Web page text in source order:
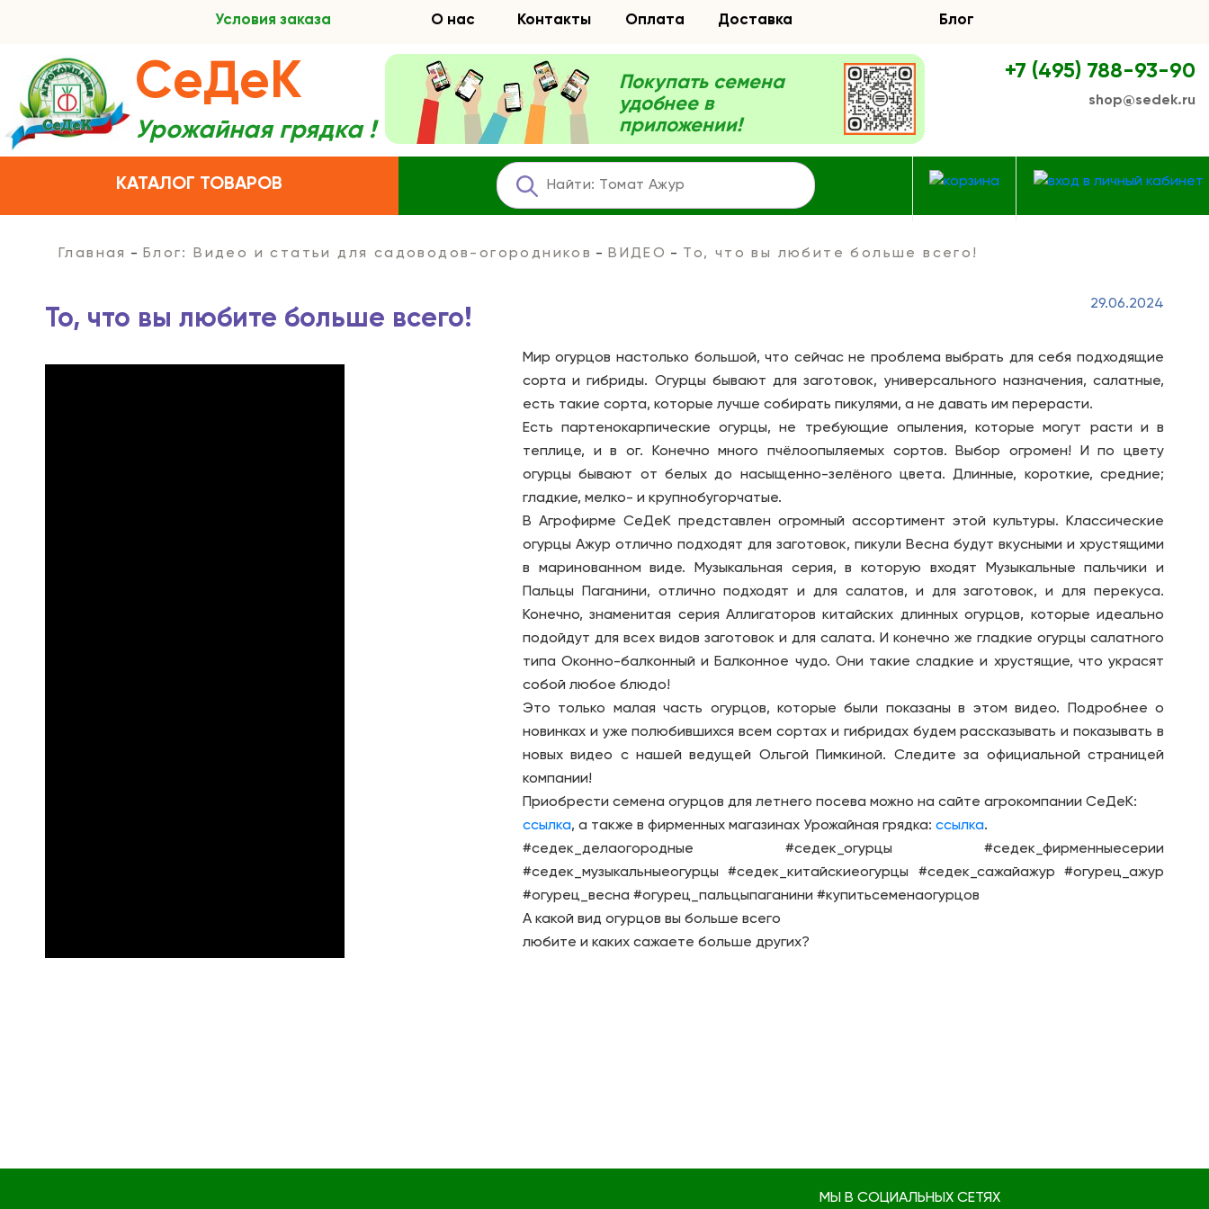
Условия заказа О нас Контакты Оплата Доставка Блог
КАТАЛОГ ТОВАРОВ
СеДеК
Урожайная грядка !
Покупать семена
удобнее в
приложении!
+7 (495) 788-93-90
shop@sedek.ru
Главная Блог: Видео и статьи для садоводов-огородников ВИДЕО То, что вы любите больше всего!
То, что вы любите больше всего!
29.06.2024
Мир огурцов настолько большой, что сейчас не проблема выбрать для себя подходящие
сорта и гибриды. Огурцы бывают для заготовок, универсального назначения, салатные,
есть такие сорта, которые лучше собирать пикулями, а не давать им перерасти.
Есть партенокарпические огурцы, не требующие опыления, которые могут расти и в
теплице, и в ог. Конечно много пчёлоопыляемых сортов. Выбор огромен! И по цвету
огурцы бывают от белых до насыщенно-зелёного цвета. Длинные, короткие, средние;
гладкие, мелко- и крупнобугорчатые.
В Агрофирме СеДеК представлен огромный ассортимент этой культуры. Классические
огурцы Ажур отлично подходят для заготовок, пикули Весна будут вкусными и хрустящими
в маринованном виде. Музыкальная серия, в которую входят Музыкальные пальчики и
Пальцы Паганини, отлично подходят и для салатов, и для заготовок, и для перекуса.
Конечно, знаменитая серия Аллигаторов китайских длинных огурцов, которые идеально
подойдут для всех видов заготовок и для салата. И конечно же гладкие огурцы салатного
типа Оконно-балконный и Балконное чудо. Они такие сладкие и хрустящие, что украсят
собой любое блюдо!
Это только малая часть огурцов, которые были показаны в этом видео. Подробнее о
новинках и уже полюбившихся всем сортах и гибридах будем рассказывать и показывать в
новых видео с нашей ведущей Ольгой Пимкиной. Следите за официальной страницей
компании!
Приобрести семена огурцов для летнего посева можно на сайте агрокомпании СеДеК:
ссылка, а также в фирменных магазинах Урожайная грядка: ссылка.
#седек_делаогородные #седек_огурцы #седек_фирменныесерии
#седек_музыкальныеогурцы #седек_китайскиеогурцы #седек_сажайажур #огурец_ажур
#огурец_весна #огурец_пальцыпаганини #купитьсеменаогурцов
А какой вид огурцов вы больше всего
любите и каких сажаете больше других?
МЫ В СОЦИАЛЬНЫХ СЕТЯХ